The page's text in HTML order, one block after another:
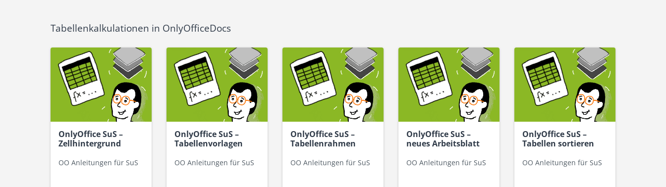
Tabellenkalkulationen in OnlyOfficeDocs
OnlyOffice SuS –
Zellhintergrund
OO Anleitungen für SuS
OnlyOffice SuS –
Tabellenvorlagen
OO Anleitungen für SuS
OnlyOffice SuS –
Tabellenrahmen
OO Anleitungen für SuS
OnlyOffice SuS –
neues Arbeitsblatt
OO Anleitungen für SuS
OnlyOffice SuS –
Tabellen sortieren
OO Anleitungen für SuS